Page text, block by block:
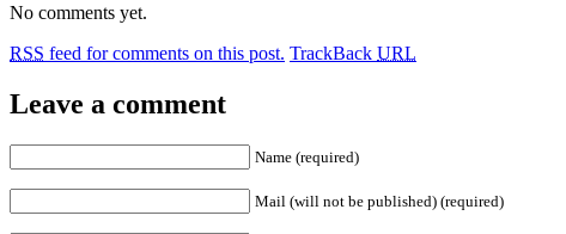
No comments yet.
RSS feed for comments on this post. TrackBack URL
Leave a comment
Name (required)
Mail (will not be published) (required)